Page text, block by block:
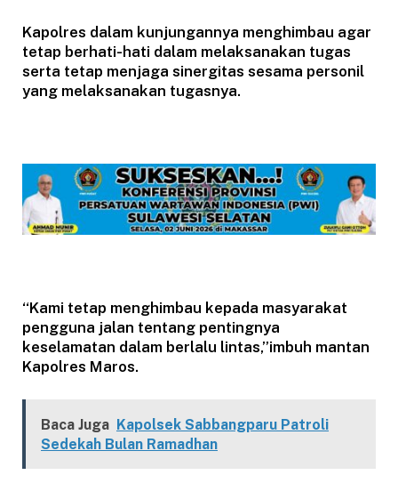
Kapolres dalam kunjungannya menghimbau agar
tetap berhati-hati dalam melaksanakan tugas
serta tetap menjaga sinergitas sesama personil
yang melaksanakan tugasnya.
“Kami tetap menghimbau kepada masyarakat
pengguna jalan tentang pentingnya
keselamatan dalam berlalu lintas,”imbuh mantan
Kapolres Maros.
Baca Juga Kapolsek Sabbangparu Patroli
Sedekah Bulan Ramadhan